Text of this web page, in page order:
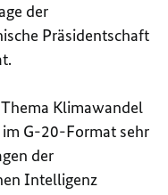
der
Präsidentschaft
Klimawandel
im G-20-Format sehr
der
Intelligenz